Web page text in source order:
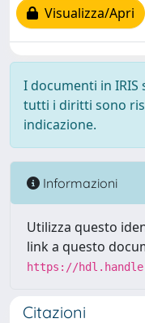
Visualizza/Apri
I documenti in
tutti i diritti sono
indicazione.
Informazioni
Utilizza questo
link a questo
https://
Citazioni